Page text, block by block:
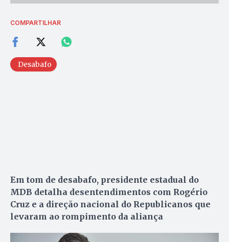
COMPARTILHAR
Desabafo
Em tom de desabafo, presidente estadual do
MDB detalha desentendimentos com Rogério
Cruz e a direção nacional do Republicanos que
levaram ao rompimento da aliança